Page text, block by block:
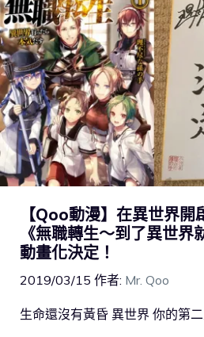
【Qoo動漫】在異世界
《無職轉生～到了異世界
動畫化決定！
2019/03/15 作者: Mr. Qoo
生命還沒有黃昏 異世界 你的第